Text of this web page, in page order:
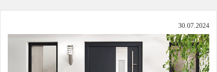
30.07.2024